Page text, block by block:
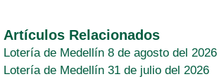
Artículos Relacionados
Lotería de Medellín 8 de agosto del 2026
Lotería de Medellín 31 de julio del 2026